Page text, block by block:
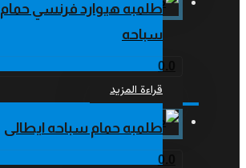
طلمبه هيوارد فرنسي حمام
سباحه
0.0
قراءة المزيد
طلمبه حمام سباحه ايطالى
0.0